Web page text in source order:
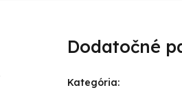
Dodatočné
Kategória: